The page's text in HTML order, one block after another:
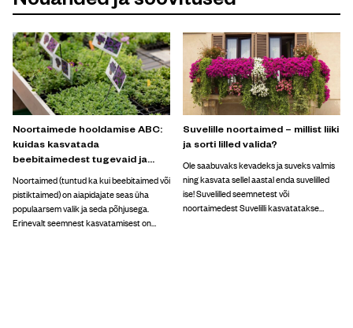
Noortaimede hooldamise ABC:
kuidas kasvatada
beebitaimedest tugevaid ja
Noortaimed (tuntud ka kui beebitaimed või
pistiktaimed) on aiapidajate seas üha
populaarsem valik ja seda põhjusega.
Erinevalt seemnest kasvatamisest on
Suvelille noortaimed – millist liiki
ja sorti lilled valida?
Ole saabuvaks kevadeks ja suveks valmis
ning kasvata sellel aastal enda suvelilled
ise! Suvelilled seemnetest või
noortaimedest Suvelilli kasvatatakse